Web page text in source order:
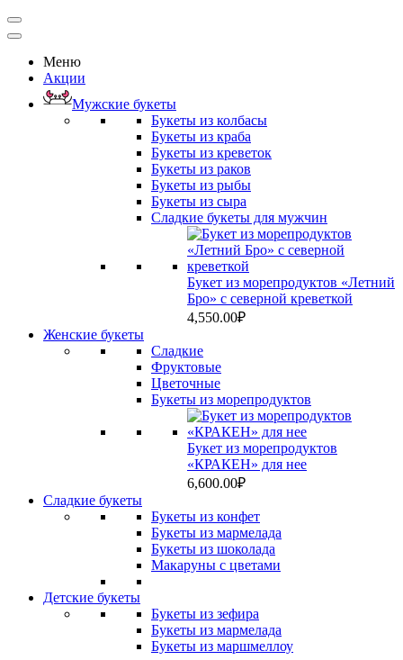
Меню
Акции
Мужские букеты
Букеты из колбасы
Букеты из краба
Букеты из креветок
Букеты из раков
Букеты из рыбы
Букеты из сыра
Сладкие букеты для мужчин
Букет из морепродуктов «Летний
Бро» с северной креветкой
4,550.00₽
Женские букеты
Сладкие
Фруктовые
Цветочные
Букеты из морепродуктов
Букет из морепродуктов
«КРАКЕН» для нее
6,600.00₽
Сладкие букеты
Букеты из конфет
Букеты из мармелада
Букеты из шоколада
Макаруны с цветами
Детские букеты
Букеты из зефира
Букеты из мармелада
Букеты из маршмеллоу